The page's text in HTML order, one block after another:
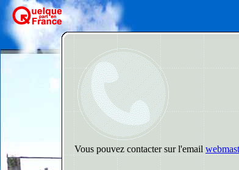
Vous pouvez contacter sur l'email